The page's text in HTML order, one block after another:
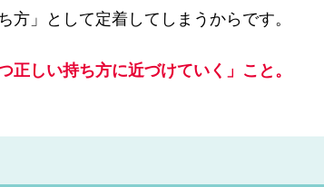
」として定着してしまうからです。
しい持ち方に近づけていく」こと。